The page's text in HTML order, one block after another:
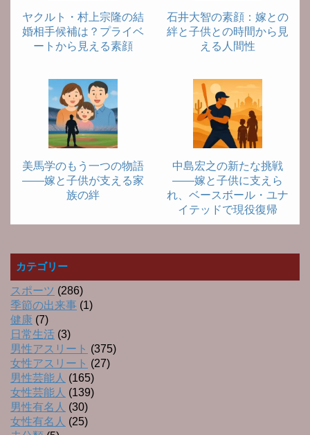
ヤクルト・村上宗隆の結
婚相手候補は？プライベ
ートから見える素顔
石井大智の素顔：嫁との
絆と子供との時間から見
える人間性
美馬学のもう一つの物語
――嫁と子供が支える家
族の絆
中島宏之の新たな挑戦
――嫁と子供に支えら
れ、ベースボール・ユナ
イテッドで現役復帰
カテゴリー
スポーツ (286)
季節の出来事 (1)
健康 (7)
日常生活 (3)
男性アスリート (375)
女性アスリート (27)
男性芸能人 (165)
女性芸能人 (139)
男性有名人 (30)
女性有名人 (25)